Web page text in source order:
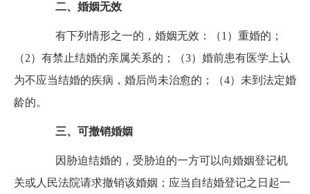
二、婚姻无效
有下列情形之一的，婚姻无效：（1）重婚的；
（2）有禁止结婚的亲属关系的；（3）婚前患有医学上认
为不应当结婚的疾病，婚后尚未治愈的；（4）未到法定婚
龄的。
三、可撤销婚姻
因胁迫结婚的，受胁迫的一方可以向婚姻登记机
关或人民法院请求撤销该婚姻；应当自结婚登记之日起一